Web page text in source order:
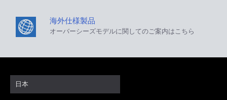
海外仕様製品
オーバーシーズモデルに関してのご案内はこちら
日本